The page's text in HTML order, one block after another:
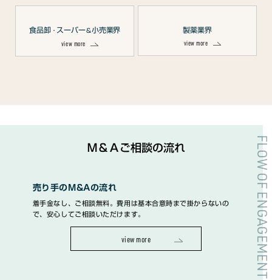
食品卸 ・ スーパー＆ 小売業界
view more
製薬業界
view more
FLOW OF ENGAGEMENT
Ｍ＆Ａご相談の流れ
売り手のM&Aの流れ
着手金なし、ご相談無料。費用は基本合意時まで掛からないの
で、安心してご相談いただけます。
view more